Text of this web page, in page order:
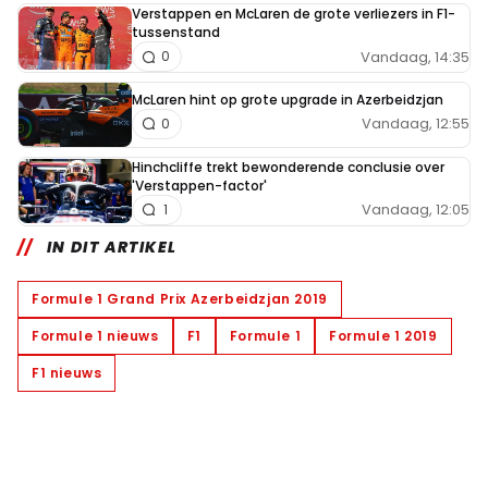
Verstappen en McLaren de grote verliezers in F1-
tussenstand
Vandaag, 14:35
0
McLaren hint op grote upgrade in Azerbeidzjan
Vandaag, 12:55
0
Hinchcliffe trekt bewonderende conclusie over
'Verstappen-factor'
Vandaag, 12:05
1
IN DIT ARTIKEL
Formule 1 Grand Prix Azerbeidzjan 2019
Formule 1 nieuws
F1 Formule 1
Formule 1 2019
F1 nieuws